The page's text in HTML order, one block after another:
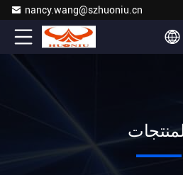
nancy.wang@szhuoniu.cn